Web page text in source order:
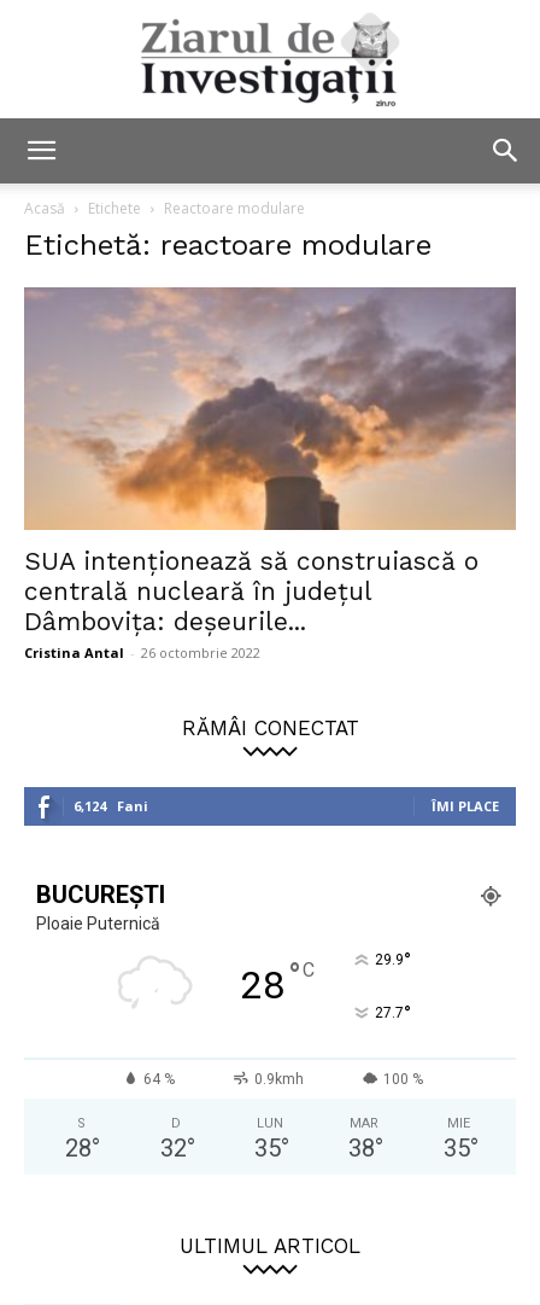
Investigații
Acasă Etichete Reactoare modulare
Etichetă: reactoare modulare
SUA intenționează să construiască o
centrală nucleară în județul
Dâmbovița: deșeurile...
Cristina Antal - 26 octombrie 2022
RĂMÂI CONECTAT
6,124 Fani ÎMI PLACE
BUCUREȘTI
Ploaie Puternică
28°C 29.9°
27.7°
64 % 0.9kmh 100 %
S
28°
D
32°
LUN
35°
MAR
38°
MIE
35°
ULTIMUL ARTICOL